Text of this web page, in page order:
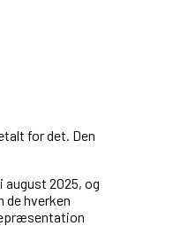
for det. Den
august 2025, og
de hverken